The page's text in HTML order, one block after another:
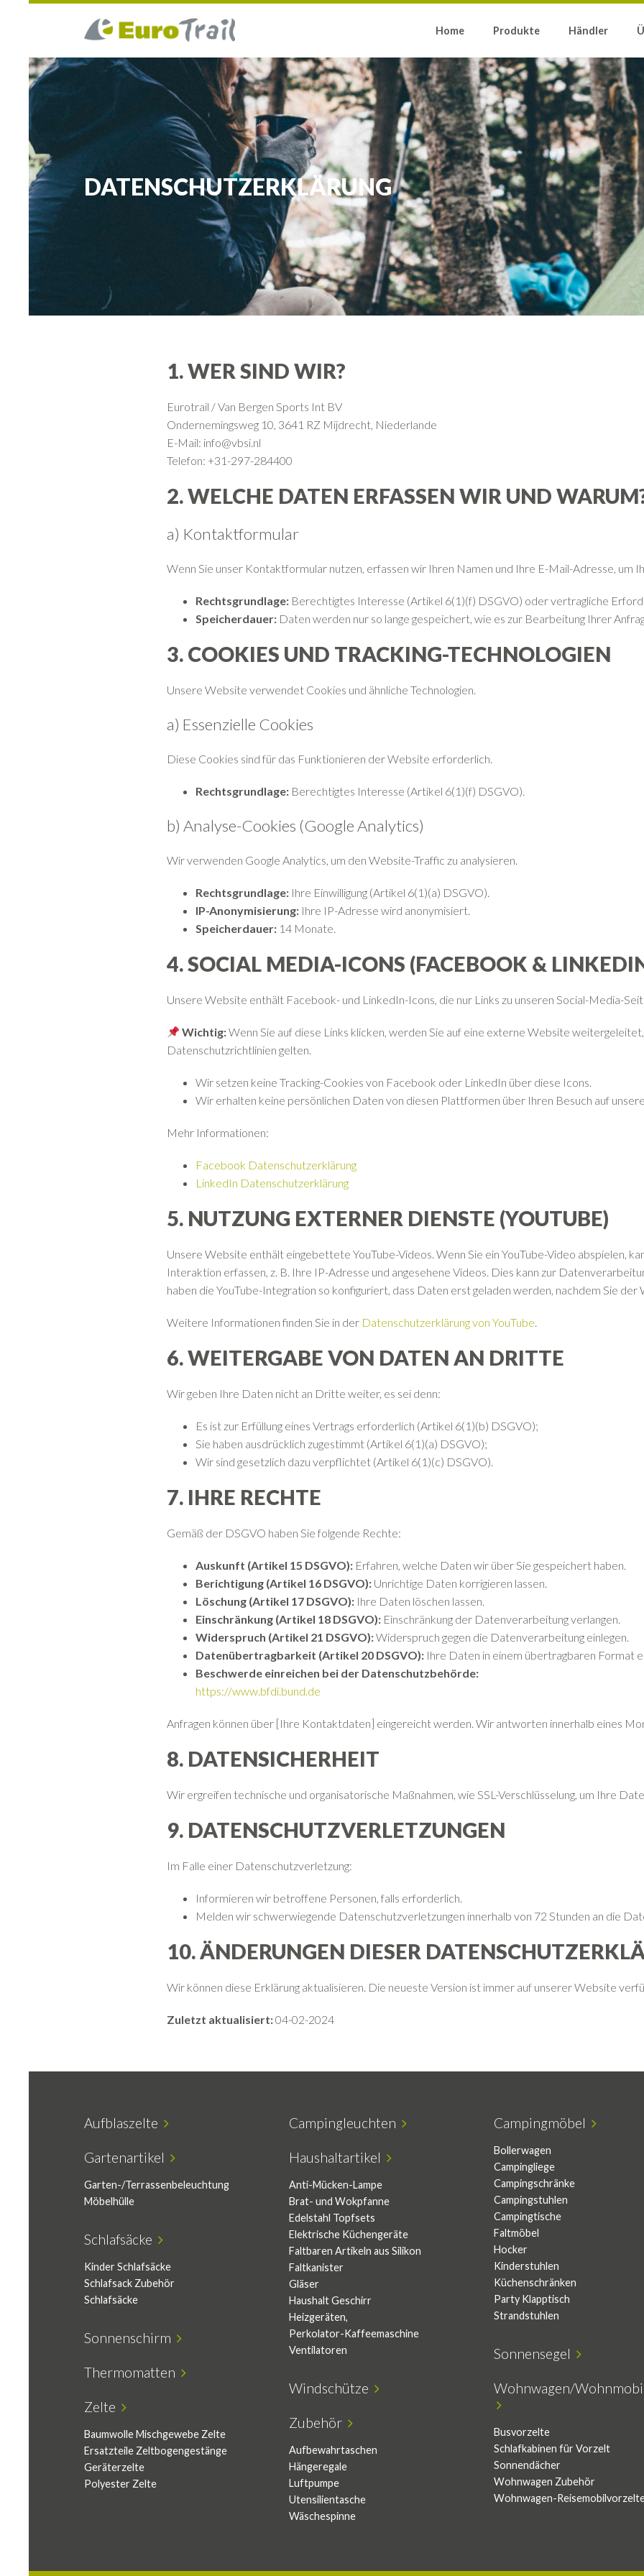
Home Produkte Händler
DATENSCHUTZERKLÄRUNG
1. WER SIND WIR?
Eurotrail / Van Bergen Sports Int BV
Ondernemingsweg 10, 3641 RZ Mijdrecht, Niederlande
E-Mail: info@vbsi.nl
Telefon: +31-297-284400
2. WELCHE DATEN ERFASSEN WIR UND
a) Kontaktformular
Wenn Sie unser Kontaktformular nutzen, erfassen wir Ihren Namen und Ihre E-Mail-Adresse, um
Rechtsgrundlage: Berechtigtes Interesse (Artikel 6(1)(f) DSGVO) oder vertragliche
Speicherdauer: Daten werden nur so lange gespeichert, wie es zur Bearbeitung Ihrer
3. COOKIES UND TRACKING-TECHNOLOGIEN
Unsere Website verwendet Cookies und ähnliche Technologien.
a) Essenzielle Cookies
Diese Cookies sind für das Funktionieren der Website erforderlich.
Rechtsgrundlage: Berechtigtes Interesse (Artikel 6(1)(f) DSGVO).
b) Analyse-Cookies (Google Analytics)
Wir verwenden Google Analytics, um den Website-Traffic zu analysieren.
Rechtsgrundlage: Ihre Einwilligung (Artikel 6(1)(a) DSGVO).
IP-Anonymisierung: Ihre IP-Adresse wird anonymisiert.
Speicherdauer: 14 Monate.
4. SOCIAL MEDIA-ICONS (FACEBOOK &
Unsere Website enthält Facebook- und LinkedIn-Icons, die nur Links zu unseren Social-Media-
Wichtig:Wenn Sie auf diese Links klicken, werden Sie auf eine externe Website
Datenschutzrichtlinien gelten.
Wir setzen keine Tracking-Cookies von Facebook oder LinkedIn über diese Icons.
Wir erhalten keine persönlichen Daten von diesen Plattformen über Ihren Besuch auf
Mehr Informationen:
Facebook Datenschutzerklärung
LinkedIn Datenschutzerklärung
5. NUTZUNG EXTERNER DIENSTE (YOUTUBE)
Unsere Website enthält eingebettete YouTube-Videos. Wenn Sie ein YouTube-Video abspielen,
Interaktion erfassen, z. B. Ihre IP-Adresse und angesehene Videos. Dies kann zur
haben die YouTube-Integration so konfiguriert, dass Daten erst geladen werden, nachdem Sie
Weitere Informationen finden Sie in der Datenschutzerklärung von YouTube.
6. WEITERGABE VON DATEN AN DRITTE
Wir geben Ihre Daten nicht an Dritte weiter, es sei denn:
Es ist zur Erfüllung eines Vertrags erforderlich (Artikel 6(1)(b) DSGVO);
Sie haben ausdrücklich zugestimmt (Artikel 6(1)(a) DSGVO);
Wir sind gesetzlich dazu verpflichtet (Artikel 6(1)(c) DSGVO).
7. IHRE RECHTE
Gemäß der DSGVO haben Sie folgende Rechte:
Auskunft (Artikel 15 DSGVO): Erfahren, welche Daten wir über Sie gespeichert haben.
Berichtigung (Artikel 16 DSGVO): Unrichtige Daten korrigieren lassen.
Löschung (Artikel 17 DSGVO): Ihre Daten löschen lassen.
Einschränkung (Artikel 18 DSGVO): Einschränkung der Datenverarbeitung verlangen.
Widerspruch (Artikel 21 DSGVO):Widerspruch gegen die Datenverarbeitung einlegen.
Datenübertragbarkeit (Artikel 20 DSGVO): Ihre Daten in einem übertragbaren Format
Beschwerde einreichen bei der Datenschutzbehörde:
https://www.bfdi.bund.de
Anfragen können über [Ihre Kontaktdaten] eingereicht werden. Wir antworten innerhalb eines
8. DATENSICHERHEIT
Wir ergreifen technische und organisatorische Maßnahmen, wie SSL-Verschlüsselung, um Ihre
9. DATENSCHUTZVERLETZUNGEN
Im Falle einer Datenschutzverletzung:
Informieren wir betroffene Personen, falls erforderlich.
Melden wir schwerwiegende Datenschutzverletzungen innerhalb von 72 Stunden an die
10. ÄNDERUNGEN DIESER
Wir können diese Erklärung aktualisieren. Die neueste Version ist immer auf unserer Website
Zuletzt aktualisiert:04-02-2024
Aufblaszelte Campingleuchten Campingmöbel
Bollerwagen
Campingliege
Campingschränke
Campingstuhlen
Campingtische
Faltmöbel
Hocker
Kinderstuhlen
Küchenschränken
Party Klapptisch
Strandstuhlen
Gartenartikel
Garten-/Terrassenbeleuchtung
Möbelhülle
Haushaltartikel
Anti-Mücken-Lampe
Brat- und Wokpfanne
Edelstahl Topfsets
Elektrische Küchengeräte
Faltbaren Artikeln aus Silikon
Faltkanister
Gläser
Haushalt Geschirr
Heizgeräten,
Perkolator-Kaffeemaschine
Ventilatoren
Schlafsäcke
Kinder Schlafsäcke
Schlafsack Zubehör
Schlafsäcke
Sonnenschirm
Sonnensegel
Thermomatten
Windschütze
Wohnwagen/
Busvorzelte
Schlafkabinen für Vorzelt
Sonnendächer
Wohnwagen Zubehör
Wohnwagen-
Zelte
Baumwolle Mischgewebe Zelte
Ersatzteile Zeltbogengestänge
Geräterzelte
Polyester Zelte
Zubehör
Aufbewahrtaschen
Hängeregale
Luftpumpe
Utensilientasche
Wäschespinne